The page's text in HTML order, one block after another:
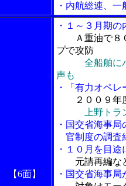
・内航総連、
【6面】
・１～３月期
Ａ重油で
プで攻防
全船舶に
声も
・「有力オペ
２００９
上野ト
・国交省海事
官制度の調査
・１０月を目
元請再編な
・国交省海事